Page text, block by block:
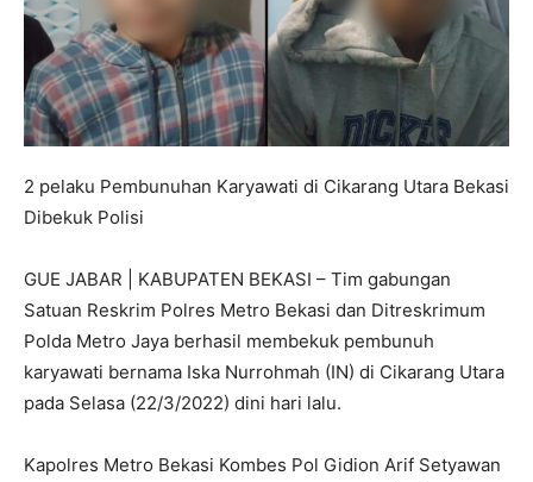
2 pelaku Pembunuhan Karyawati di Cikarang Utara Bekasi
Dibekuk Polisi
GUE JABAR | KABUPATEN BEKASI – Tim gabungan
Satuan Reskrim Polres Metro Bekasi dan Ditreskrimum
Polda Metro Jaya berhasil membekuk pembunuh
karyawati bernama Iska Nurrohmah (IN) di Cikarang Utara
pada Selasa (22/3/2022) dini hari lalu.
Kapolres Metro Bekasi Kombes Pol Gidion Arif Setyawan